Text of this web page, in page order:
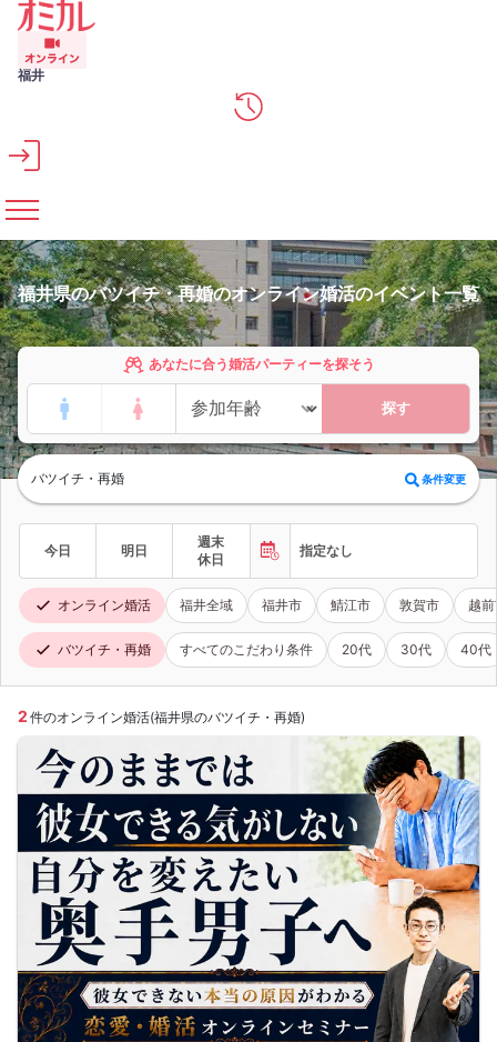
メインコンテンツへスキップ
福井
福井県のバツイチ・再婚のオンライン婚活のイベント一覧
あなたに合う婚活パーティーを探そう
探す
バツイチ・再婚 条件変更
今日 明日
週末
休日
指定なし
オンライン婚活 福井全域 福井市 鯖江市 敦賀市 越
バツイチ・再婚 すべてのこだわり条件 20代 30代 40代
2 件のオンライン婚活(福井県のバツイチ・再婚)